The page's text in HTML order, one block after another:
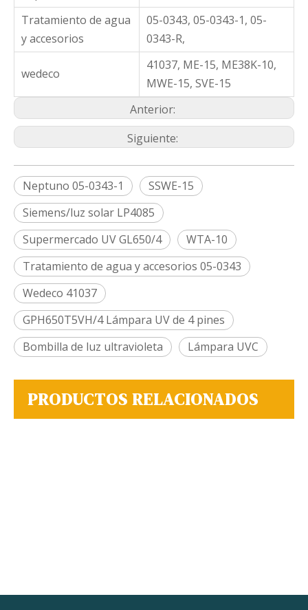
Tratamiento de agua
y accesorios
05-0343, 05-0343-1, 05-
0343-R,
wedeco
41037, ME-15, ME38K-10,
MWE-15, SVE-15
Anterior:
Siguiente:
Neptuno 05-0343-1
SSWE-15
Siemens/luz solar LP4085
Supermercado UV GL650/4
WTA-10
Tratamiento de agua y accesorios 05-0343
Wedeco 41037
GPH650T5VH/4 Lámpara UV de 4 pines
Bombilla de luz ultravioleta
Lámpara UVC
PRODUCTOS RELACIONADOS